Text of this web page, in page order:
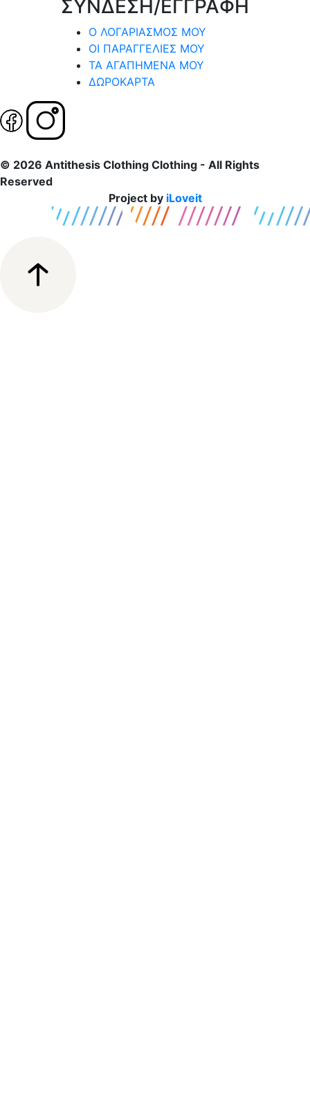
ΣΥΝΔΕΣΗ/ΕΓΓΡΑΦΗ
Ο ΛΟΓΑΡΙΑΣΜΟΣ ΜΟΥ
ΟΙ ΠΑΡΑΓΓΕΛΙΕΣ ΜΟΥ
ΤΑ ΑΓΑΠΗΜΕΝΑ ΜΟΥ
ΔΩΡΟΚΑΡΤΑ
© 2026 Antithesis Clothing Clothing - All Rights
Reserved
Project by iLoveit